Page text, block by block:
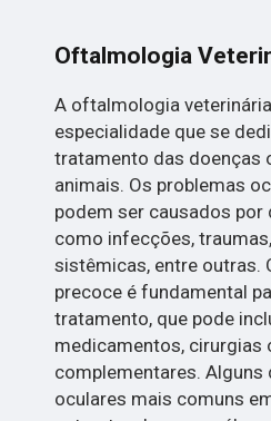
Oftalmologia
A oftalmologia
especialidade que se
tratamento das doenças
animais. Os problemas
podem ser causados por
como infecções,
sistêmicas, entre outras.
precoce é fundamental
tratamento, que pode
medicamentos, cirurgias
complementares. Alguns
oculares mais comuns